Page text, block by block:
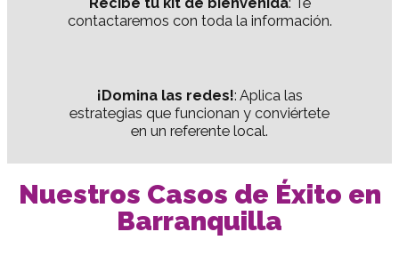
contactaremos con toda la información.
¡Domina las redes!: Aplica las
estrategias que funcionan y conviértete
en un referente local.
Nuestros Casos de Éxito en
Barranquilla